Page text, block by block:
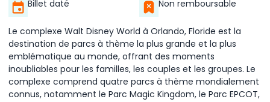
Billet daté Non remboursable
Le complexe Walt Disney World à Orlando, Floride est la
destination de parcs à thème la plus grande et la plus
emblématique au monde, offrant des moments
inoubliables pour les familles, les couples et les groupes. Le
complexe comprend quatre parcs à thème mondialement
connus, notamment le Parc Magic Kingdom, le Parc EPCOT,